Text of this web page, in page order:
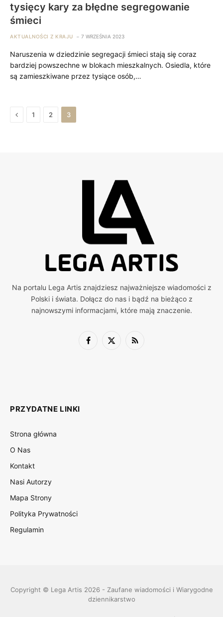
tysięcy kary za błędne segregowanie
śmieci
AKTUALNOŚCI Z KRAJU 7 WRZEŚNIA 2023
Naruszenia w dziedzinie segregacji śmieci stają się coraz
bardziej powszechne w blokach mieszkalnych. Osiedla, które
są zamieszkiwane przez tysiące osób,…
Previous
1 2 3
Na portalu Lega Artis znajdziesz najważniejsze wiadomości z
Polski i świata. Dołącz do nas i bądź na bieżąco z
najnowszymi informacjami, które mają znaczenie.
Facebook
X
RSS
PRZYDATNE LINKI
Strona główna
O Nas
Kontakt
Nasi Autorzy
Mapa Strony
Polityka Prywatności
Regulamin
Copyright © Lega Artis 2026 - Zaufane wiadomości i Wiarygodne
dziennikarstwo